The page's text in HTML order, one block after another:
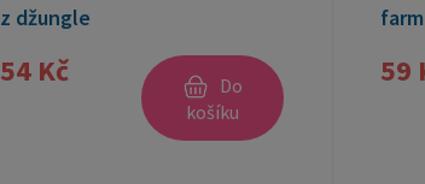
z džungle
54 Kč
Do
košíku
59